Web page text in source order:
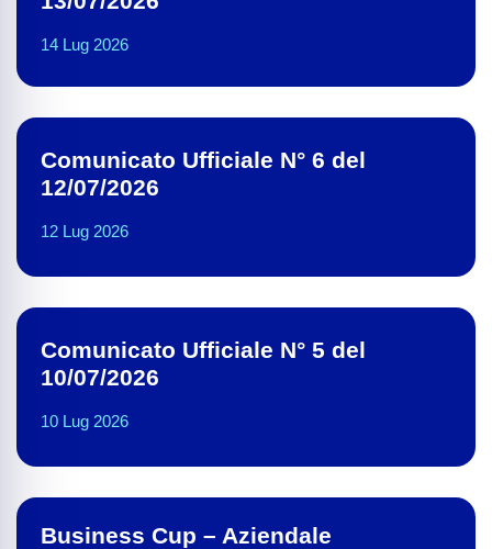
14 Lug 2026
Comunicato Ufficiale N° 6 del
12/07/2026
12 Lug 2026
Comunicato Ufficiale N° 5 del
10/07/2026
10 Lug 2026
Business Cup – Aziendale